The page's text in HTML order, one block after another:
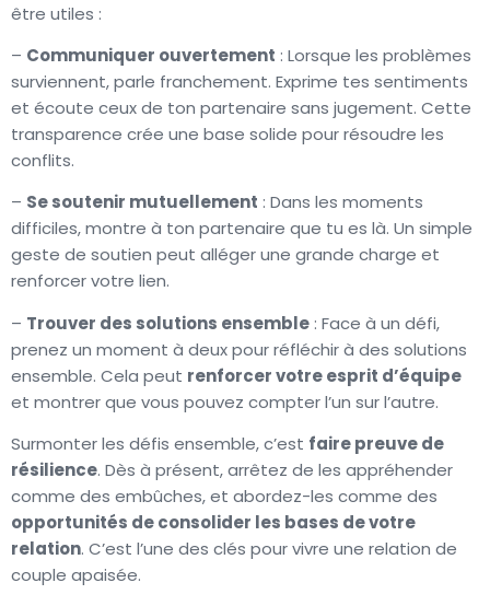
être utiles :
– Communiquer ouvertement : Lorsque les problèmes
surviennent, parle franchement. Exprime tes sentiments
et écoute ceux de ton partenaire sans jugement. Cette
transparence crée une base solide pour résoudre les
conflits.
– Se soutenir mutuellement : Dans les moments
difficiles, montre à ton partenaire que tu es là. Un simple
geste de soutien peut alléger une grande charge et
renforcer votre lien.
– Trouver des solutions ensemble : Face à un défi,
prenez un moment à deux pour réfléchir à des solutions
ensemble. Cela peut renforcer votre esprit d’équipe
et montrer que vous pouvez compter l’un sur l’autre.
Surmonter les défis ensemble, c’est faire preuve de
résilience. Dès à présent, arrêtez de les appréhender
comme des embûches, et abordez-les comme des
opportunités de consolider les bases de votre
relation. C’est l’une des clés pour vivre une relation de
couple apaisée.